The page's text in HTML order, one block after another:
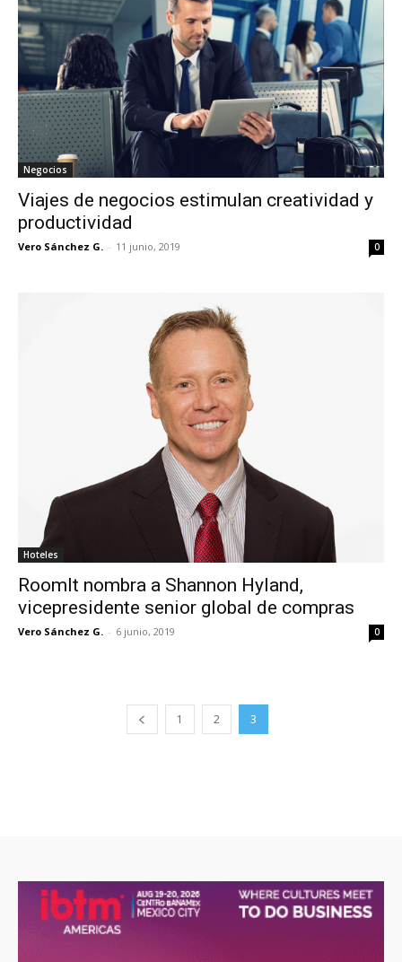
Negocios
Viajes de negocios estimulan creatividad y
productividad
Vero Sánchez G. - 11 junio, 2019 0
Hoteles
RoomIt nombra a Shannon Hyland,
vicepresidente senior global de compras
Vero Sánchez G. - 6 junio, 2019 0
1 2 3